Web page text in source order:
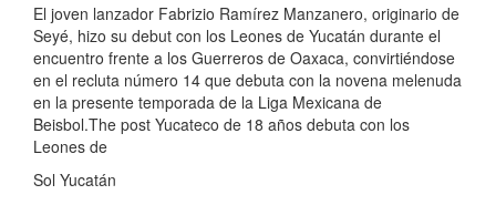
El joven lanzador Fabrizio Ramírez Manzanero, originario de
Seyé, hizo su debut con los Leones de Yucatán durante el
encuentro frente a los Guerreros de Oaxaca, convirtiéndose
en el recluta número 14 que debuta con la novena melenuda
en la presente temporada de la Liga Mexicana de
Beisbol.The post Yucateco de 18 años debuta con los
Leones de
Sol Yucatán